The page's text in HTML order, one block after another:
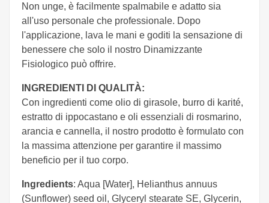
Non unge, è facilmente spalmabile e adatto sia
all'uso personale che professionale. Dopo
l'applicazione, lava le mani e goditi la sensazione di
benessere che solo il nostro Dinamizzante
Fisiologico può offrire.
INGREDIENTI DI QUALITÀ:
Con ingredienti come olio di girasole, burro di karité,
estratto di ippocastano e oli essenziali di rosmarino,
arancia e cannella, il nostro prodotto è formulato con
la massima attenzione per garantire il massimo
beneficio per il tuo corpo.
Ingredients: Aqua [Water], Helianthus annuus
(Sunflower) seed oil, Glyceryl stearate SE, Glycerin,